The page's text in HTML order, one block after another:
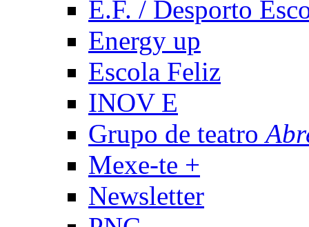
E.F. / Desporto
Energy up
Escola Feliz
INOV E
Grupo de teatro
Mexe-te +
Newsletter